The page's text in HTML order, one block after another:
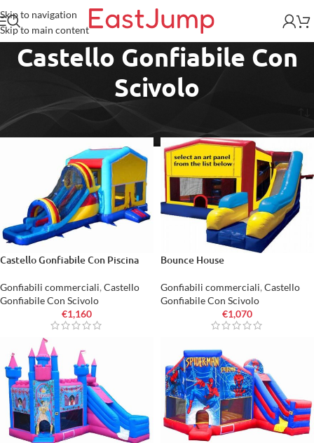
Skip to navigation
Skip to main content
Castello Gonfiabile Con
Scivolo
Home/ Gonfiabili commerciali
Castello Gonfiabile Con Piscina
Gonfiabili commerciali, Castello
Gonfiabile Con Scivolo
€1,160
Bounce House
Gonfiabili commerciali, Castello
Gonfiabile Con Scivolo
€1,070